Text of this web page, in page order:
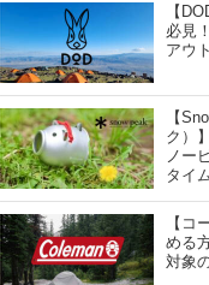
【
必見
アウ
【
ク）
ノー
タイ
【コ
める
対象